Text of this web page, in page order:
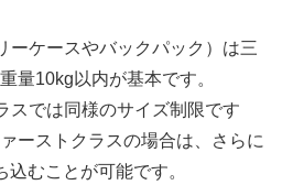
ーケースやバックパック）は三
量10kg以内が基本です。
スでは同様のサイズ制限です
ーストクラスの場合は、さらに
むことが可能です。